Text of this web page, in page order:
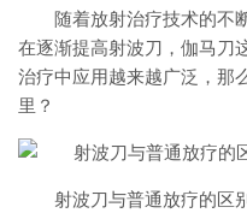
随着放射治疗技术的不
在逐渐提高射波刀，伽马刀
治疗中应用越来越广泛，那
里？
射波刀与普通放疗的区